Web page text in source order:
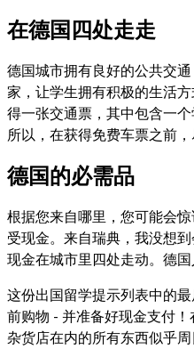
在德国四处走走
德国城市拥有良好的公共交
家，让学生拥有积极的生活
得一张交通票，其中包含一
所以，在获得免费车票之前，
德国的必需品
根据您来自哪里，您可能会
受现金。来自瑞典，我没想
现金在城市里四处走动。德国
这份出国留学提示列表中的
前购物 - 并准备好现金支付
杂货店在内的所有东西似乎周